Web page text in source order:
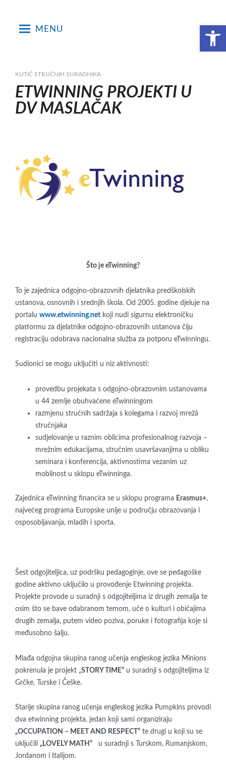
Open toolbar
MENU
KUTIĆ STRUČNIH SURADNIKA
ETWINNING PROJEKTI U
DV MASLAČAK
Što je eTwinning?
To je zajednica odgojno-obrazovnih djelatnika predškolskih
ustanova, osnovnih i srednjih škola. Od 2005. godine djeluje na
portalu www.etwinning.net koji nudi sigurnu elektroničku
platformu za djelatnike odgojno-obrazovnih ustanova čiju
registraciju odobrava nacionalna služba za potporu eTwinningu.
Sudionici se mogu uključiti u niz aktivnosti:
provedbu projekata s odgojno-obrazovnim ustanovama
u 44 zemlje obuhvaćene eTwinningom
razmjenu stručnih sadržaja s kolegama i razvoj mrežâ
stručnjaka
sudjelovanje u raznim oblicima profesionalnog razvoja –
mrežnim edukacijama, stručnim usavršavanjima u obliku
seminara i konferencija, aktivnostima vezanim uz
mobilnost u sklopu eTwinninga.
Zajednica eTwinning financira se u sklopu programa Erasmus+,
najvećeg programa Europske unije u području obrazovanja i
osposobljavanja, mladih i sporta.
Šest odgojiteljica, uz podršku pedagoginje, ove se pedagoške
godine aktivno uključilo u provođenje Etwinning projekta.
Projekte provode u suradnji s odgojiteljima iz drugih zemalja te
osim što se bave odabranom temom, uče o kulturi i običajima
drugih zemalja, putem video poziva, poruke i fotografija koje si
međusobno šalju.
Mlađa odgojna skupina ranog učenja engleskog jezika Minions
pokrenula je projekt „STORY TIME“ u suradnji s odgojiteljima iz
Grčke, Turske i Češke.
Starije skupina ranog učenja engleskog jezika Pumpkins provodi
dva etwinning projekta, jedan koji sami organiziraju
„OCCUPATION – MEET AND RESPECT“ te drugi u koji su se
uključili „LOVELY MATH“ u suradnji s Turskom, Rumanjskom,
Jordanom i Italijom.